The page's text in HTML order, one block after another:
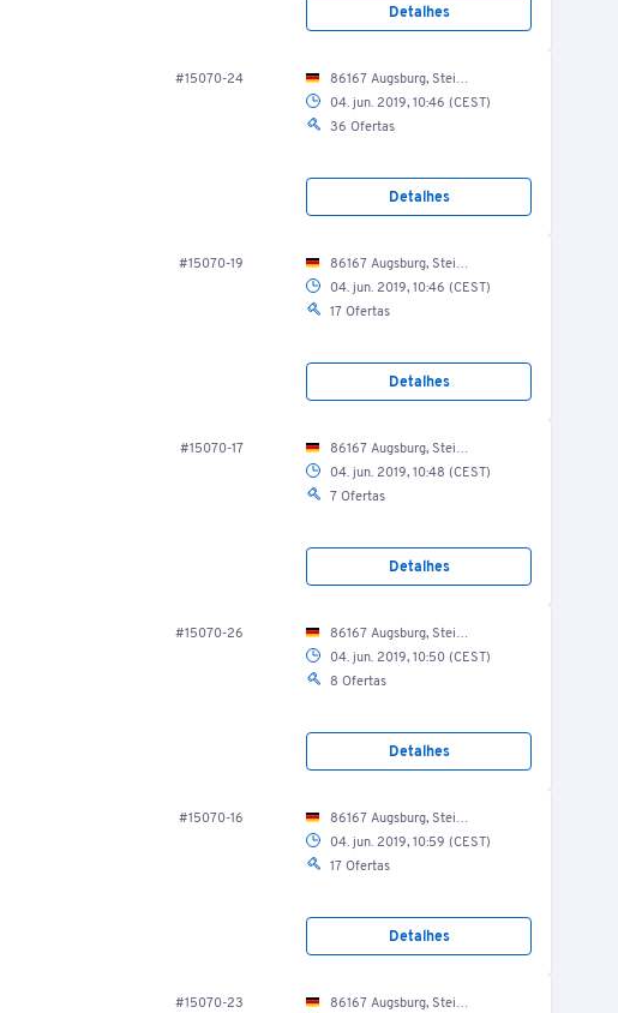
Detalhes
#15070-24
86167 Augsburg, Steinerne Furt 69, EG / Fitnessraum
04. jun. 2019, 10:46 (CEST)
36 Ofertas
Detalhes
#15070-19
86167 Augsburg, Steinerne Furt 69, EG / Fitnessraum
04. jun. 2019, 10:46 (CEST)
17 Ofertas
Detalhes
#15070-17
86167 Augsburg, Steinerne Furt 69, EG / Fitnessraum
04. jun. 2019, 10:48 (CEST)
7 Ofertas
Detalhes
#15070-26
86167 Augsburg, Steinerne Furt 69, EG / Fitnessraum
04. jun. 2019, 10:50 (CEST)
8 Ofertas
Detalhes
#15070-16
86167 Augsburg, Steinerne Furt 69, EG / Fitnessraum
04. jun. 2019, 10:59 (CEST)
17 Ofertas
Detalhes
#15070-23
86167 Augsburg, Steinerne Furt 69, EG / Fitnessraum